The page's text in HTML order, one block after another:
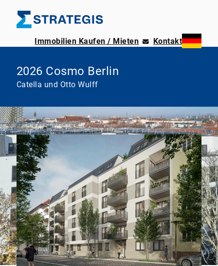
Immobilien Kaufen / Mieten Kontakt
2026 Cosmo Berlin
Catella und Otto Wulff